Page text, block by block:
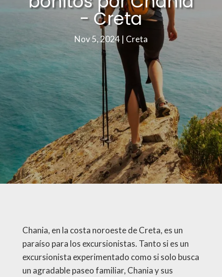
- Creta
Nov 5, 2024| Creta
Chania, en la costa noroeste de Creta, es un
paraíso para los excursionistas. Tanto si es un
excursionista experimentado como si solo busca
un agradable paseo familiar, Chania y sus